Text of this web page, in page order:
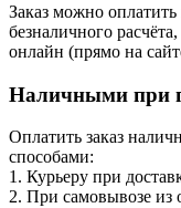
Заказ можно
безналичного
онлайн (прямо на
Наличными при
Оплатить заказ
способами:
1. Курьеру при
2. При самовывозе из